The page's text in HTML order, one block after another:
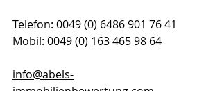
Telefon: 0049 (0) 6486 901 76 41
Mobil: 0049 (0) 163 465 98 64
info@abels-